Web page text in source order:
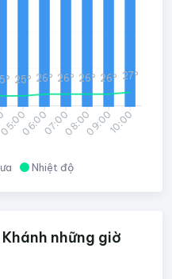
Nhiệt độ
06:0007:0008:0009:0010:00
25° 26° 26° 26° 26° 27°
những giờ